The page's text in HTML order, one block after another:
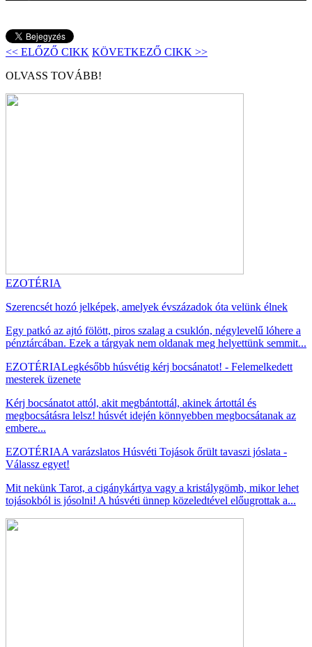
<< ELŐZŐ CIKK KÖVETKEZŐ CIKK >>
OLVASS TOVÁBB!
EZOTÉRIA
Szerencsét hozó jelképek, amelyek évszázadok óta velünk élnek
Egy patkó az ajtó fölött, piros szalag a csuklón, négylevelű lóhere a
pénztárcában. Ezek a tárgyak nem oldanak meg helyettünk semmit...
EZOTÉRIALegkésőbb húsvétig kérj bocsánatot! - Felemelkedett
mesterek üzenete
Kérj bocsánatot attól, akit megbántottál, akinek ártottál és
megbocsátásra lelsz! húsvét idején könnyebben megbocsátanak az
embere...
EZOTÉRIAA varázslatos Húsvéti Tojások őrült tavaszi jóslata -
Válassz egyet!
Mit nekünk Tarot, a cigánykártya vagy a kristálygömb, mikor lehet
tojásokból is jósolni! A húsvéti ünnep közeledtével előugrottak a...